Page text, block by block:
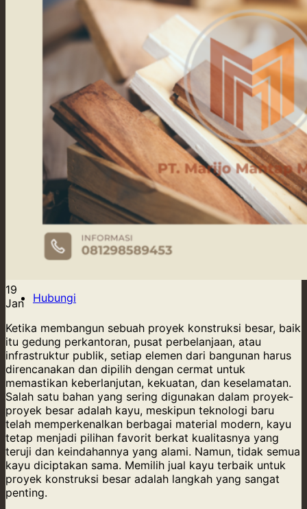
Our Service
Our Supply
Tentang Kami
Kontak Kami
Hubungi
19
Jan
Ketika membangun sebuah proyek konstruksi besar, baik
itu gedung perkantoran, pusat perbelanjaan, atau
infrastruktur publik, setiap elemen dari bangunan harus
direncanakan dan dipilih dengan cermat untuk
memastikan keberlanjutan, kekuatan, dan keselamatan.
Salah satu bahan yang sering digunakan dalam proyek-
proyek besar adalah kayu, meskipun teknologi baru
telah memperkenalkan berbagai material modern, kayu
tetap menjadi pilihan favorit berkat kualitasnya yang
teruji dan keindahannya yang alami. Namun, tidak semua
kayu diciptakan sama. Memilih jual kayu terbaik untuk
proyek konstruksi besar adalah langkah yang sangat
penting.